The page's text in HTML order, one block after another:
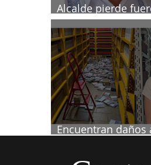
Alcalde pierde
investigado por
periodista
Encuentran daños